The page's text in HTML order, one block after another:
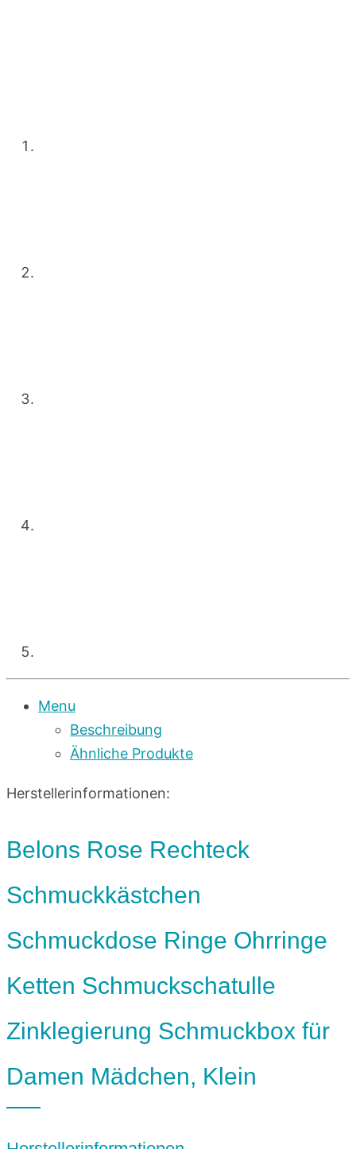
Menu
Beschreibung
Ähnliche Produkte
Herstellerinformationen:
Belons Rose Rechteck
Schmuckkästchen
Schmuckdose Ringe Ohrringe
Ketten Schmuckschatulle
Zinklegierung Schmuckbox für
Damen Mädchen, Klein